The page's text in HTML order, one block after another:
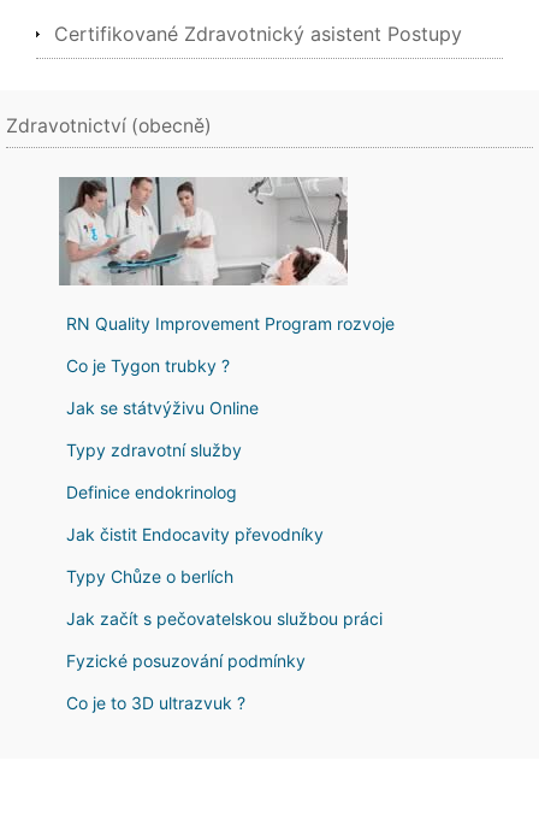
Certifikované Zdravotnický asistent Postupy
Zdravotnictví (obecně)
RN Quality Improvement Program rozvoje
Co je Tygon trubky ?
Jak se státvýživu Online
Typy zdravotní služby
Definice endokrinolog
Jak čistit Endocavity převodníky
Typy Chůze o berlích
Jak začít s pečovatelskou službou práci
Fyzické posuzování podmínky
Co je to 3D ultrazvuk ?